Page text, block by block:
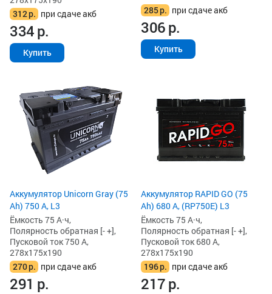
312р. при сдаче акб
334р.
Купить
285р. при сдаче акб
306р.
Купить
Аккумулятор Unicorn Gray (75
Ah) 750 А, L3
Ёмкость 75 А·ч,
Полярность обратная [- +],
Пусковой ток 750 А,
278x175x190
270р. при сдаче акб
291 р.
Аккумулятор RAPID GO (75
Ah) 680 А, (RP750E) L3
Ёмкость 75 А·ч,
Полярность обратная [- +],
Пусковой ток 680 А,
278x175x190
196р. при сдаче акб
217р.